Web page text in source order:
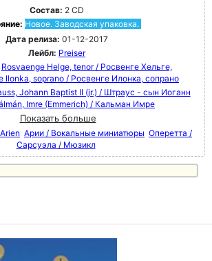
Состав: 2 CD
Новое. Заводская упаковка.
Дата релиза: 01-12-2017
Лейбл: Preiser
Rosvaenge Helge, tenor / Росвенге Хельге,
Ilonka, soprano / Росвенге Илонка, сопрано
Johann Baptist II (jr.) / Штраус - сын Иоганн
Imre (Emmerich) / Кальман Имре
Показать больше
Арии / Вокальные миниатюры Оперетта /
Сарсуэла / Мюзикл